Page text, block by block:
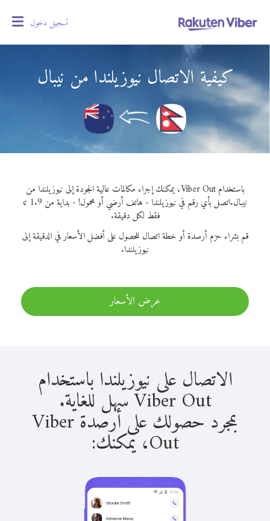
تسجيل دخول
كيفية الاتصال نيوزيلندا من نيبال
باستخدام Viber Out، يمكنك إجراء مكالمات عالية الجودة إلى نيوزيلندا من
نيبال.
اتصل بأي رقم في نيوزيلندا - هاتف أرضي أو محمول! - بداية من 1.9 ¢
فقط لكل دقيقة.
قم بشراء حزم أرصدة أو خطة اتصال للحصول على أفضل الأسعار في الدقيقة إلى
نيوزيلندا.
عرض الأسعار
الاتصال على نيوزيلندا باستخدام
Viber Out سهل للغاية.
بمجرد حصولك على أرصدة Viber
Out، يمكنك: